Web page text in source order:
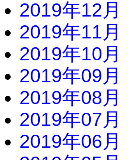
2019年12月
2019年11月
2019年10月
2019年09月
2019年08月
2019年07月
2019年06月